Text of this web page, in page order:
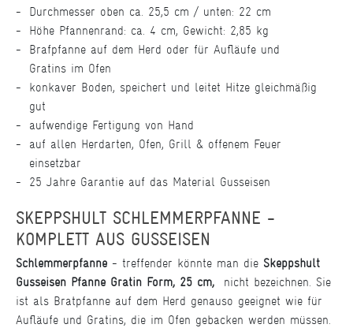
Durchmesser oben ca. 25,5 cm / unten: 22 cm
Höhe Pfannenrand: ca. 4 cm, Gewicht: 2,85 kg
Brafpfanne auf dem Herd oder für Aufläufe und
Gratins im Ofen
konkaver Boden, speichert und leitet Hitze gleichmäßig
gut
aufwendige Fertigung von Hand
auf allen Herdarten, Ofen, Grill & offenem Feuer
einsetzbar
25 Jahre Garantie auf das Material Gusseisen
SKEPPSHULT SCHLEMMERPFANNE -
KOMPLETT AUS GUSSEISEN
Schlemmerpfanne - treffender könnte man die Skeppshult
Gusseisen Pfanne Gratin Form, 25 cm, nicht bezeichnen. Sie
ist als Bratpfanne auf dem Herd genauso geeignet wie für
Aufläufe und Gratins, die im Ofen gebacken werden müssen.